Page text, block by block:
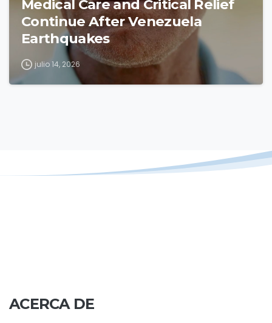
Medical Care and Critical Relief
Continue After Venezuela
Earthquakes
julio 14, 2026
ACERCA DE